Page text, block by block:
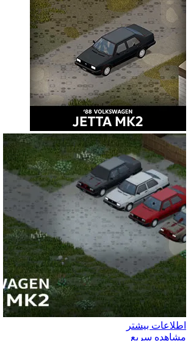
اطلاعات بیشتر
مشاهده سریع